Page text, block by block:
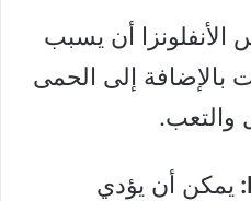
أن يسبب
بالإضافة إلى الحمى
والتعب.
يمكن أن يؤدي